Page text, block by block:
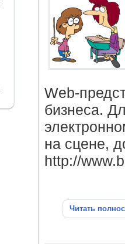
Web-
бизнеса.
на сцене,
http://
Читать